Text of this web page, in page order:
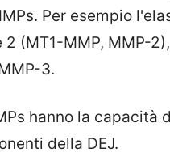
Per esempio
(MT1-MMP, MMP-
3.
hanno la capacità
della DEJ.